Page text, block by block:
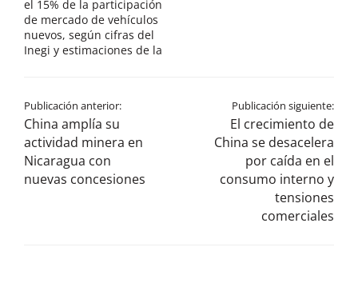
el 15% de la participación
de mercado de vehículos
nuevos, según cifras del
Inegi y estimaciones de la
Publicación anterior:
China amplía su
actividad minera en
Nicaragua con
nuevas concesiones
Publicación siguiente:
El crecimiento de
China se desacelera
por caída en el
consumo interno y
tensiones
comerciales